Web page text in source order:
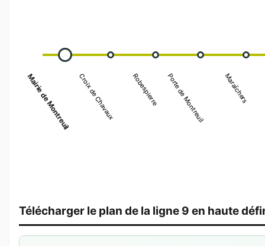
Mairie de Montreuil Croix de Chavaux Robespierre Porte de Montreuil Maraîchers
Télécharger le plan de la ligne 9 en haute